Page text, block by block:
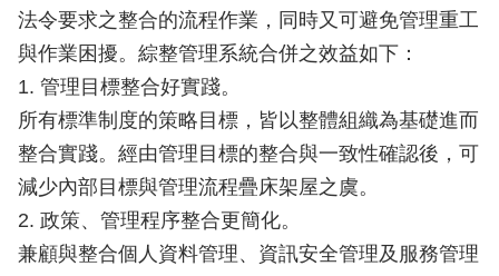
法令要求之整合的流程作業，同時又可避免管理重工
與作業困擾。綜整管理系統合併之效益如下：
1. 管理目標整合好實踐。
所有標準制度的策略目標，皆以整體組織為基礎進而
整合實踐。經由管理目標的整合與一致性確認後，可
減少內部目標與管理流程疊床架屋之虞。
2. 政策、管理程序整合更簡化。
兼顧與整合個人資料管理、資訊安全管理及服務管理